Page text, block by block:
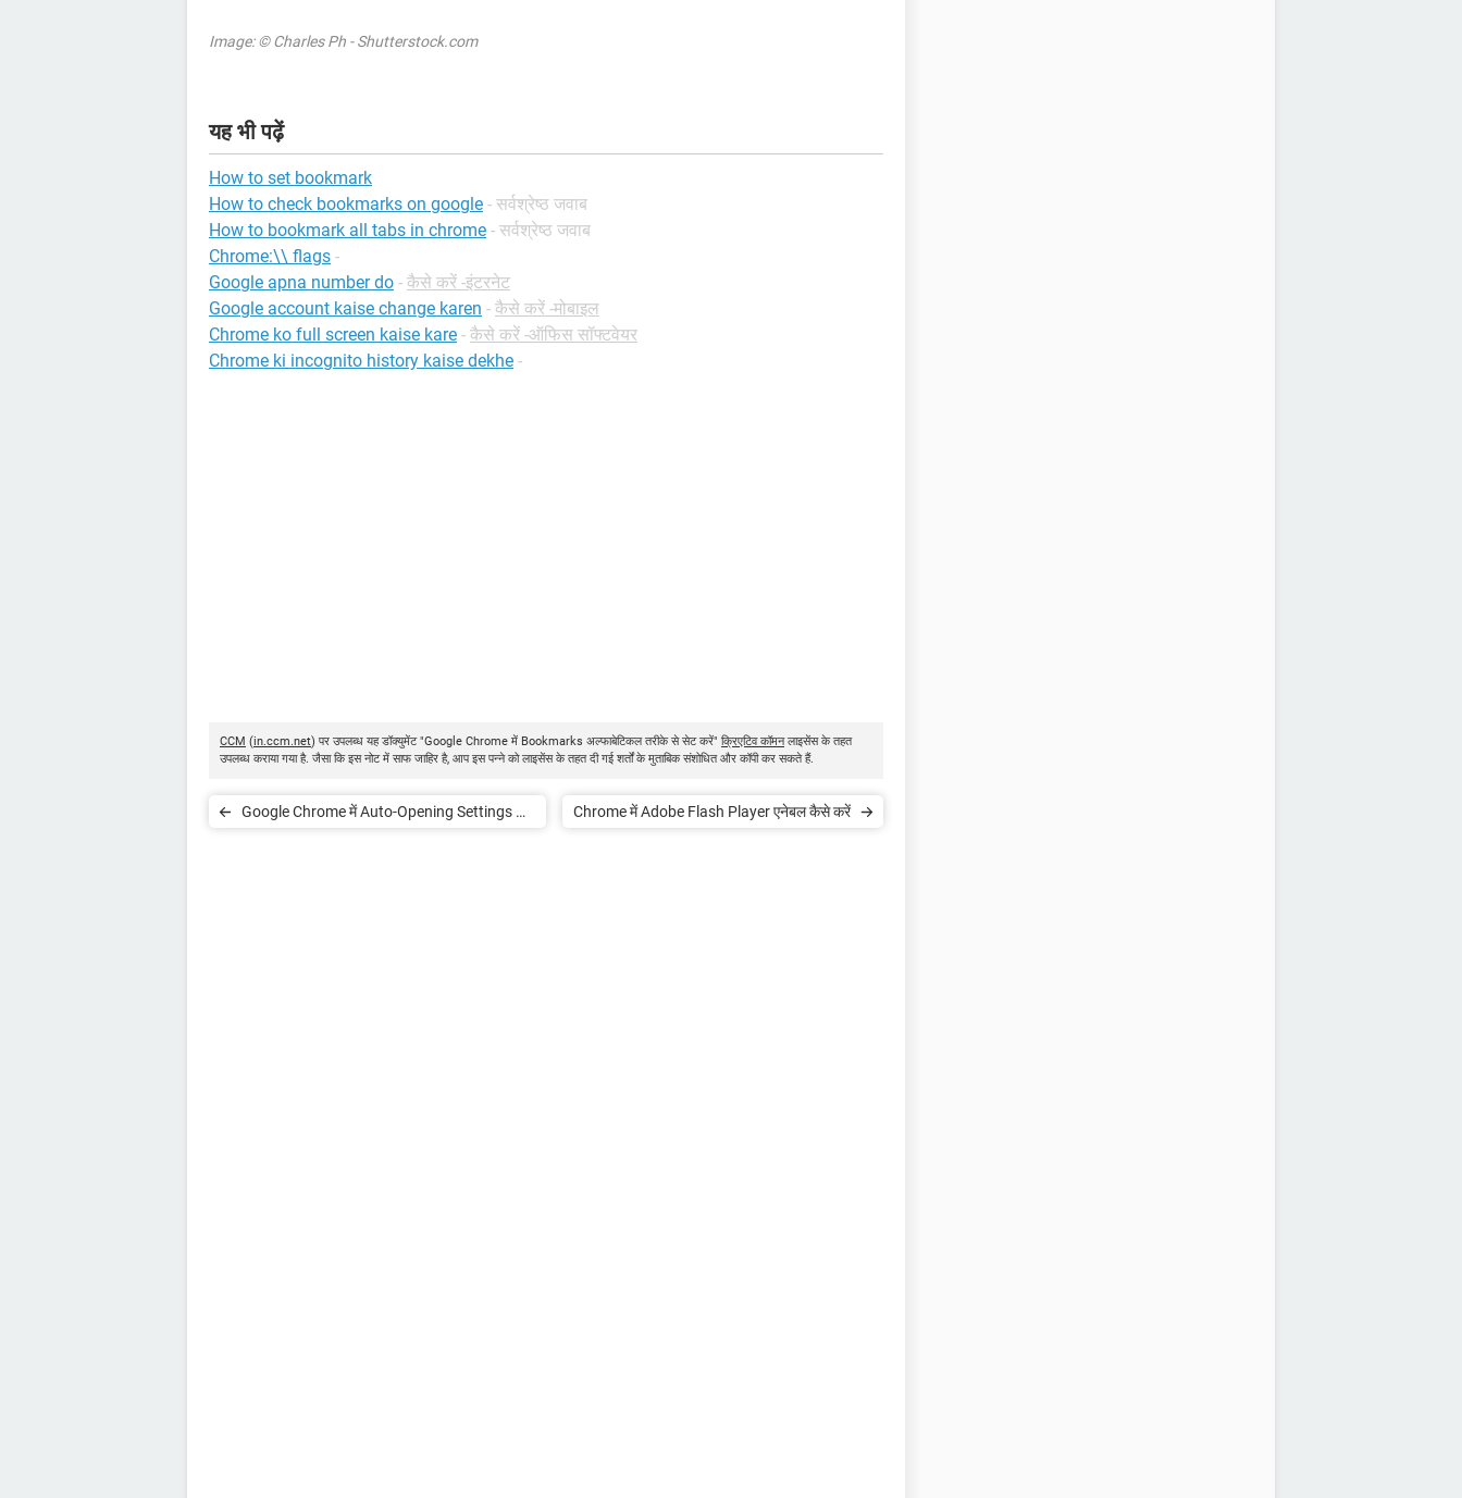
Image: © Charles Ph - Shutterstock.com
यह भी पढ़ें
How to set bookmark
How to check bookmarks on google - सर्वश्रेष्ठ जवाब
How to bookmark all tabs in chrome - सर्वश्रेष्ठ जवाब
Chrome:\\ flags -
Google apna number do - कैसे करें -इंटरनेट
Google account kaise change karen - कैसे करें -मोबाइल
Chrome ko full screen kaise kare - कैसे करें -ऑफिस सॉफ्टवेयर
Chrome ki incognito history kaise dekhe -
CCM (in.ccm.net) पर उपलब्ध यह डॉक्युमेंट "Google Chrome में Bookmarks अल्फाबेटिकल तरीके से सेट करें" क्रिएटिव कॉमनलाइसेंस के तहत
उपलब्ध कराया गया है. जैसा कि इस नोट में साफ जाहिर है, आप इस पन्ने को लाइसेंस के तहत दी गई शर्तों के मुताबिक संशोधित और कॉपी कर सकते हैं.
Google Chrome में Auto-Opening Settings को
Chrome में Adobe Flash Player एनेबल कैसे करें